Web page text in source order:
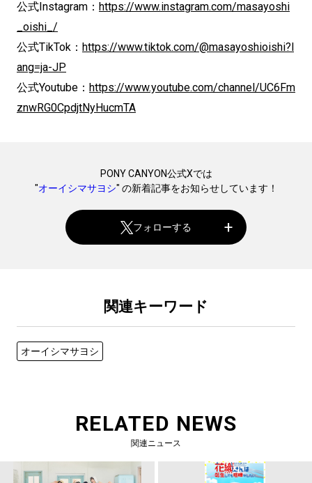
公式Instagram： https://www.instagram.com/masayoshi
_oishi_/
公式TikTok： https://www.tiktok.com/@masayoshioishi?l
ang=ja-JP
公式Youtube： https://www.youtube.com/channel/UC6Fm
znwRG0CpdjtNyHucmTA
PONY CANYON公式Xでは
"オーイシマサヨシ" の新着記事をお知らせしています！
フォローする
関連キーワード
オーイシマサヨシ
RELATED NEWS
関連ニュース